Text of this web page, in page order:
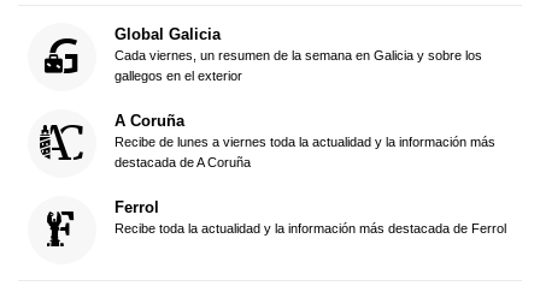
Global Galicia
Cada viernes, un resumen de la semana en Galicia y sobre los
gallegos en el exterior
A Coruña
Recibe de lunes a viernes toda la actualidad y la información más
destacada de A Coruña
Ferrol
Recibe toda la actualidad y la información más destacada de Ferrol